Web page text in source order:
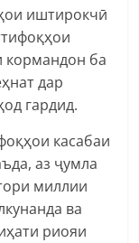
иштирокчӣ
кормандон ба
дар
гардид.
касабаи
аз ҷумла
миллии
ва
риояи